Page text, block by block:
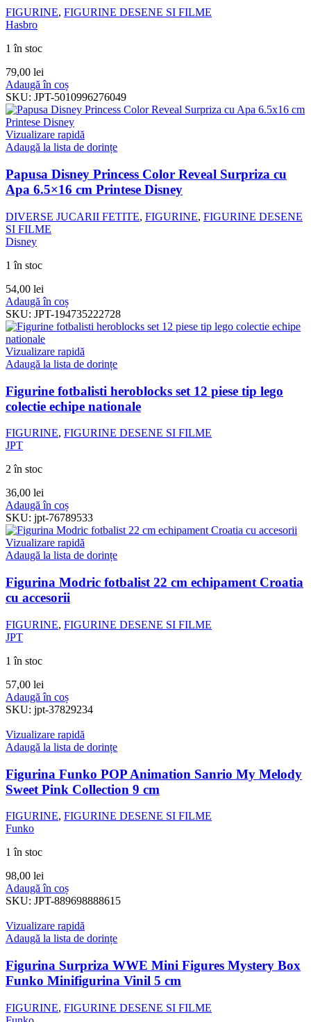
FIGURINE, FIGURINE DESENE SI FILME
Hasbro
1 în stoc
79,00 lei
Adaugă în coș
SKU: JPT-5010996276049
Vizualizare rapidă
Adaugă la lista de dorințe
Papusa Disney Princess Color Reveal Surpriza cu
Apa 6.5×16 cm Printese Disney
DIVERSE JUCARII FETITE, FIGURINE, FIGURINE DESENE
SI FILME
Disney
1 în stoc
54,00 lei
Adaugă în coș
SKU: JPT-194735222728
Vizualizare rapidă
Adaugă la lista de dorințe
Figurine fotbalisti heroblocks set 12 piese tip lego
colectie echipe nationale
FIGURINE, FIGURINE DESENE SI FILME
JPT
2 în stoc
36,00 lei
Adaugă în coș
SKU: jpt-76789533
Vizualizare rapidă
Adaugă la lista de dorințe
Figurina Modric fotbalist 22 cm echipament Croatia
cu accesorii
FIGURINE, FIGURINE DESENE SI FILME
JPT
1 în stoc
57,00 lei
Adaugă în coș
SKU: jpt-37829234
Vizualizare rapidă
Adaugă la lista de dorințe
Figurina Funko POP Animation Sanrio My Melody
Sweet Pink Collection 9 cm
FIGURINE, FIGURINE DESENE SI FILME
Funko
1 în stoc
98,00 lei
Adaugă în coș
SKU: JPT-889698888615
Vizualizare rapidă
Adaugă la lista de dorințe
Figurina Surpriza WWE Mini Figures Mystery Box
Funko Minifigurina Vinil 5 cm
FIGURINE, FIGURINE DESENE SI FILME